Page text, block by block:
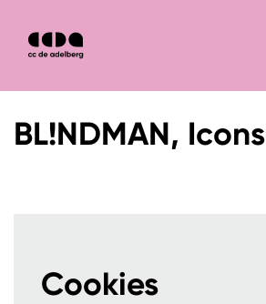
BL!NDMAN, Icons
Cookies